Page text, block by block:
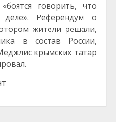
говорить, что
Референдум о
жители решали,
в состав России,
крымских татар